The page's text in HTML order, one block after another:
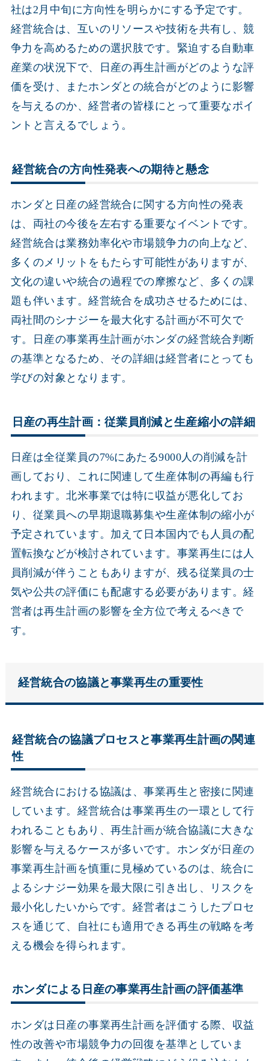
社は2月中旬に方向性を明らかにする予定です。
経営統合は、互いのリソースや技術を共有し、競
争力を高めるための選択肢です。緊迫する自動車
産業の状況下で、日産の再生計画がどのような評
価を受け、またホンダとの統合がどのように影響
を与えるのか、経営者の皆様にとって重要なポイ
ントと言えるでしょう。
経営統合の方向性発表への期待と懸念
ホンダと日産の経営統合に関する方向性の発表
は、両社の今後を左右する重要なイベントです。
経営統合は業務効率化や市場競争力の向上など、
多くのメリットをもたらす可能性がありますが、
文化の違いや統合の過程での摩擦など、多くの課
題も伴います。経営統合を成功させるためには、
両社間のシナジーを最大化する計画が不可欠で
す。日産の事業再生計画がホンダの経営統合判断
の基準となるため、その詳細は経営者にとっても
学びの対象となります。
日産の再生計画：従業員削減と生産縮小の詳細
日産は全従業員の7%にあたる9000人の削減を計
画しており、これに関連して生産体制の再編も行
われます。北米事業では特に収益が悪化してお
り、従業員への早期退職募集や生産体制の縮小が
予定されています。加えて日本国内でも人員の配
置転換などが検討されています。事業再生には人
員削減が伴うこともありますが、残る従業員の士
気や公共の評価にも配慮する必要があります。経
営者は再生計画の影響を全方位で考えるべきで
す。
経営統合の協議と事業再生の重要性
経営統合の協議プロセスと事業再生計画の関連
性
経営統合における協議は、事業再生と密接に関連
しています。経営統合は事業再生の一環として行
われることもあり、再生計画が統合協議に大きな
影響を与えるケースが多いです。ホンダが日産の
事業再生計画を慎重に見極めているのは、統合に
よるシナジー効果を最大限に引き出し、リスクを
最小化したいからです。経営者はこうしたプロセ
スを通じて、自社にも適用できる再生の戦略を考
える機会を得られます。
ホンダによる日産の事業再生計画の評価基準
ホンダは日産の事業再生計画を評価する際、収益
性の改善や市場競争力の回復を基準としていま